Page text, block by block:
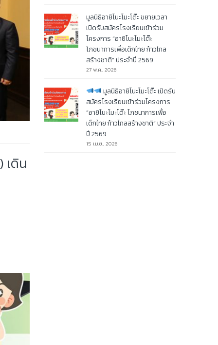
เดิน
มูลนิธิอายิโนะโมะโต๊ะ ขยายเวลา
เปิดรับสมัครโรงเรียนเข้าร่วม
โครงการ “อายิโนะโมะโต๊ะ
โภชนาการเพื่อเด็กไทย ก้าวไกล
สร้างชาติ” ประจำปี 2569
27 พ.ค., 2026
มูลนิธิอายิโนะโมะโต๊ะ เปิดรับ
สมัครโรงเรียนเข้าร่วมโครงการ
“อายิโนะโมะโต๊ะ โภชนาการเพื่อ
เด็กไทย ก้าวไกลสร้างชาติ” ประจำ
ปี 2569
15 เม.ย., 2026